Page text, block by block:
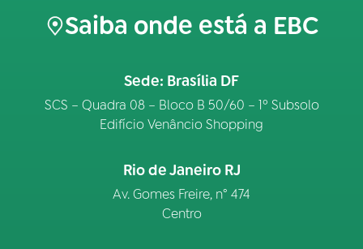
Saiba onde está a EBC
Sede: Brasília DF
SCS – Quadra 08 – Bloco B 50/60 – 1º Subsolo
Edifício Venâncio Shopping
Rio de Janeiro RJ
Av. Gomes Freire, n° 474
Centro